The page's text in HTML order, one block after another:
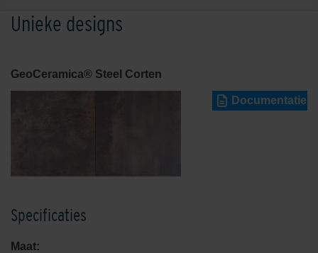
Unieke designs
GeoCeramica® Steel Corten
Documentatie
Specificaties
Maat: